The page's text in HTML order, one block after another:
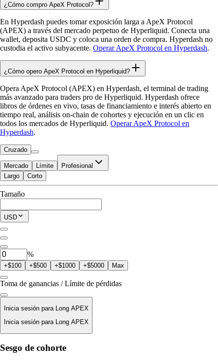
¿Cómo compro ApeX Protocol?
En Hyperdash puedes tomar exposición larga a ApeX Protocol
(APEX) a través del mercado perpetuo de Hyperliquid. Conecta una
wallet, deposita USDC y coloca una orden de compra. Hyperdash no
custodia el activo subyacente. Operar ApeX Protocol en Hyperdash.
¿Cómo opero ApeX Protocol en Hyperliquid?
Opera ApeX Protocol (APEX) en Hyperdash, el terminal de trading
más avanzado para traders pro de Hyperliquid. Hyperdash ofrece
libros de órdenes en vivo, tasas de financiamiento e interés abierto en
tiempo real, análisis on-chain de cohortes y ejecución en un clic en
todos los mercados de Hyperliquid. Operar ApeX Protocol en
Hyperdash.
Cruzado
Mercado Límite Profesional
Disponible para Trade
$0.00
Posición Actual
0APEX
Largo Corto
Tamaño
USD
%
+$100 +$500 +$1000 +$5000 Max
Toma de ganancias / Límite de pérdidas
Inicia sesión para Long APEX
Inicia sesión para Long APEX
Precio De Liquidación
Sesgo de cohorte